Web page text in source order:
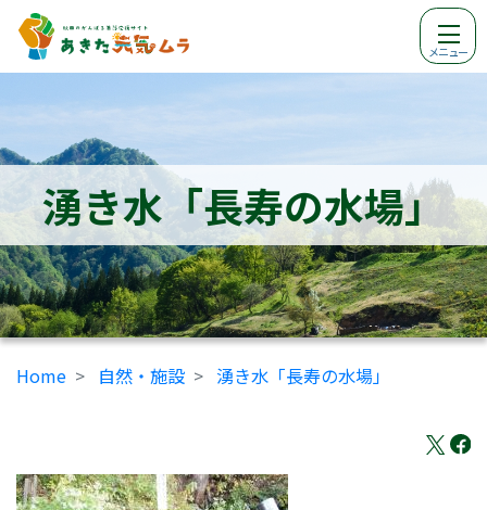
メニュー
湧き水「長寿の水場」
Home 自然・施設 湧き水「長寿の水場」